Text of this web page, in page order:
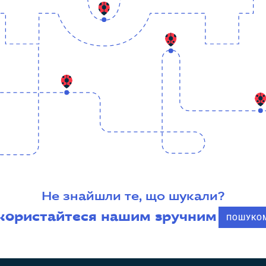
Не знайшли те, що шукали?
нашим зручним